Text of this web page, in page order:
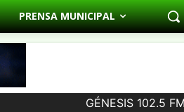
PRENSA MUNICIPAL